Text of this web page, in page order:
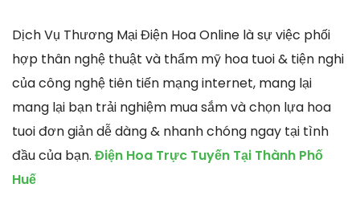
Dịch Vụ Thương Mại Điện Hoa Online là sự việc phối
hợp thân nghệ thuật và thẩm mỹ hoa tuoi & tiện nghi
của công nghệ tiên tiến mạng internet, mang lại
mang lại bạn trải nghiệm mua sắm và chọn lựa hoa
tuoi đơn giản dễ dàng & nhanh chóng ngay tại tình
đầu của bạn. Điện Hoa Trực Tuyến Tại Thành Phố
Huế